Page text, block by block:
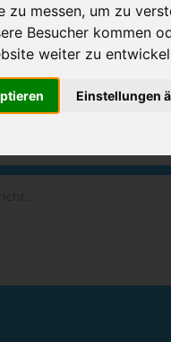
zu messen, um zu
Besucher kommen
weiter zu
Einstellungen
Sie einen
Sie uns gern eine persönliche